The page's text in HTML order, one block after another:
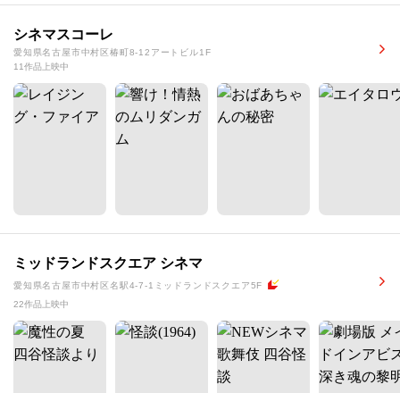
シネマスコーレ
愛知県名古屋市中村区椿町8-12アートビル1F
11作品上映中
ミッドランドスクエア シネマ
愛知県名古屋市中村区名駅4-7-1ミッドランドスクエア5F
22作品上映中